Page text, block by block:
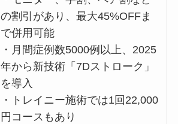
の割引があり、最大45%OFFま
で併用可能
・ 月間症例数5000例以上、2025
年から新技術「7Dストローク」
を導入
・
トレイニー施術では1回22,000
円コースもあり